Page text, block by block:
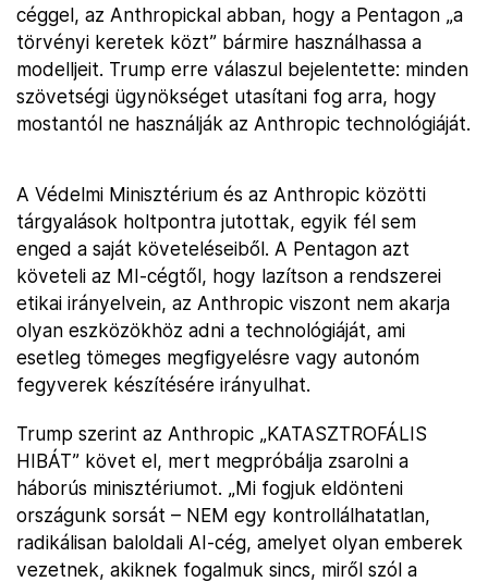
céggel, az Anthropickal abban, hogy a Pentagon „a
törvényi keretek közt” bármire használhassa a
modelljeit. Trump erre válaszul bejelentette: minden
szövetségi ügynökséget utasítani fog arra, hogy
mostantól ne használják az Anthropic technológiáját.
A Védelmi Minisztérium és az Anthropic közötti
tárgyalások holtpontra jutottak, egyik fél sem
enged a saját követeléseiből. A Pentagon azt
követeli az MI-cégtől, hogy lazítson a rendszerei
etikai irányelvein, az Anthropic viszont nem akarja
olyan eszközökhöz adni a technológiáját, ami
esetleg tömeges megfigyelésre vagy autonóm
fegyverek készítésére irányulhat.
Trump szerint az Anthropic „KATASZTROFÁLIS
HIBÁT” követ el, mert megpróbálja zsarolni a
háborús minisztériumot. „Mi fogjuk eldönteni
országunk sorsát – NEM egy kontrollálhatatlan,
radikálisan baloldali AI-cég, amelyet olyan emberek
vezetnek, akiknek fogalmuk sincs, miről szól a